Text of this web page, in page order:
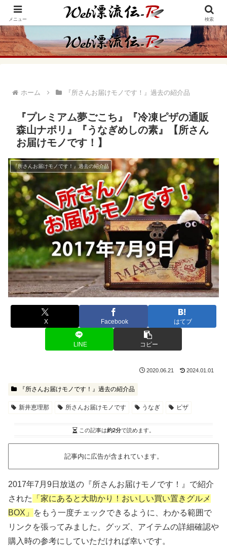
アメリカ・インディアンの思想・生き方からの学びをメインに、趣味や経験則
からの情報を発信
ホーム 『所さんお届けモノです！』過去の紹介品
『プレミアム夢ごこち』『冷凍ピザの通販
森山ナポリ』『うなぎめしの素』【所さん
お届けモノです！】
『所さんお届けモノです！』過去の紹介品
X Facebook はてブ
LINE コピー
2020.06.21 2024.01.01
『所さんお届けモノです！』過去の紹介品
新井恵理那 所さんお届けモノです うなぎ ピザ
この記事は約2分で読めます。
記事内に広告が含まれています。
2017年7月9日放送の『所さんお届けモノです！』で紹介
された
「家にあると大助かり！おいしい買い置きグルメ
BOX」
をもう一度チェックできるように、わかる範囲で
リンクを張ってみました。グッズ、アイテムの詳細確認や
購入時の参考にしていただければ幸いです。
メニュー 検索